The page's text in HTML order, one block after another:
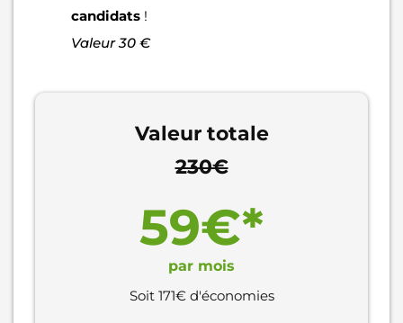
candidats !
Valeur 30 €
Valeur totale
230€
59€*
par mois
Soit 171€ d'économies